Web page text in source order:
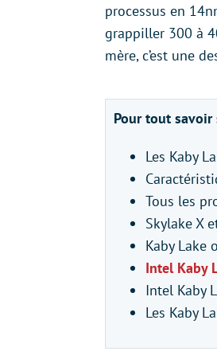
processus en
grappiller 300 à
mère, c’est une
Pour tout savoir
Les Kaby
Tous les
Skylake X
Kaby Lake
Intel Kaby
Intel Kaby
Les Kaby